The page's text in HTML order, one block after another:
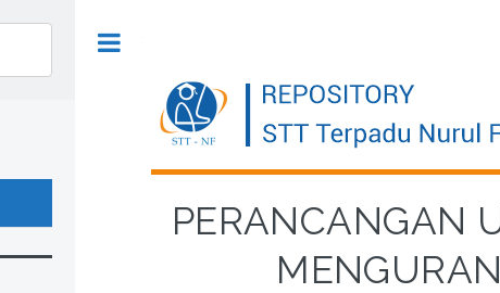
PERANCANGAN